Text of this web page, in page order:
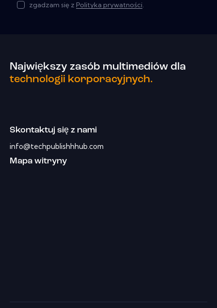
zgadzam się z Polityka prywatności.
Największy zasób multimediów dla
technologii korporacyjnych.
Skontaktuj się z nami
info@techpublishhhub.com
Mapa witryny